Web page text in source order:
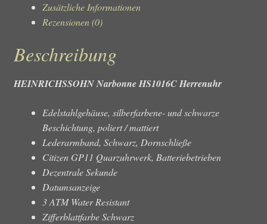
Zusätzliche Informationen
Rezensionen (0)
Beschreibung
HEINRICHSSOHN Narbonne HS1016C Herrenuhr
Edelstahlgehäuse, silberfarbene- und schwarze
Beschichtung, poliert / mattiert
Lederarmband, Schwarz, Dornschließe
Citizen GP11 Quarzuhrwerk, Batteriebetrieben
Dezentrale Sekunde
Datumsanzeige
3 ATM Water Resistant
Zifferblattfarbe Schwarz